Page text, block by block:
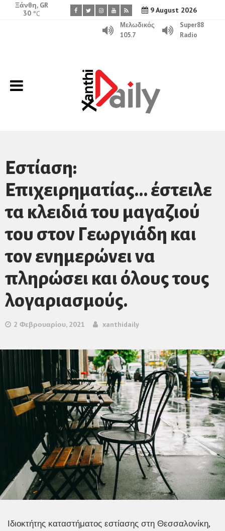
9 August 2026
Ξάνθη, GR
30 °C
Μελωδικός
105.7
Super88
Radio
Eστίαση:
Επιχειρηματίας… έστειλε
τα κλειδιά του μαγαζιού
του στον Γεωργιάδη και
τον ενημερώνει να
πληρώσει και όλους τους
λογαριασμούς.
2 Φεβρουαρίου, 2021 xanthidaily
Ιδιοκτήτης καταστήματος εστίασης στη Θεσσαλονίκη,